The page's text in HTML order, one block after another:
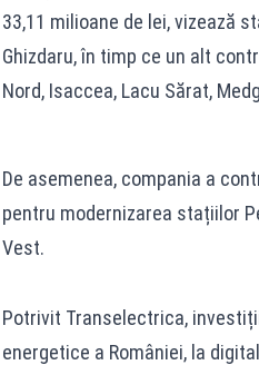
33,11 milioane de lei, vizează
Ghizdaru, în timp ce un alt
Nord, Isaccea, Lacu Sărat,
De asemenea, compania a
pentru modernizarea stațiilor
Vest.
Potrivit Transelectrica,
energetice a României, la